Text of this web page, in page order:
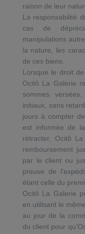
raison de leur
La responsabilité
cas de
manipulations
la nature, les
de ces biens.
Lorsque le droit
Ocitô La Galerie
sommes
initiaux, sans
jours à compter
est informée de
rétracter. Ocitô
remboursement
par le client ou
preuve de
étant celle du
Ocitô La Galerie
en utilisant le
au jour de la
du client pour